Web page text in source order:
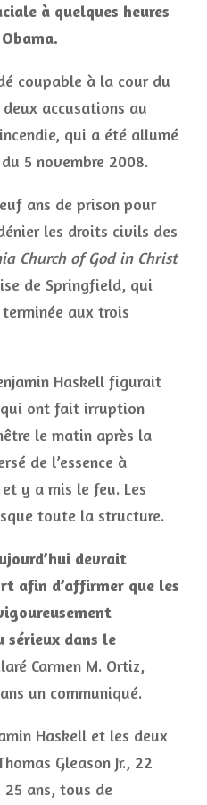
à quelques heures
coupable à la cour du
accusations au
qui a été allumé
5 novembre 2008.
ans de prison pour
les droits civils des
Church of God in Christ
de Springfield, qui
aux trois
Haskell figurait
ont fait irruption
le matin après la
de l’essence à
y a mis le feu. Les
toute la structure.
devrait
afin d’affirmer que les
sérieux dans le
Carmen M. Ortiz,
un communiqué.
Haskell et les deux
Gleason Jr., 22
25 ans, tous de